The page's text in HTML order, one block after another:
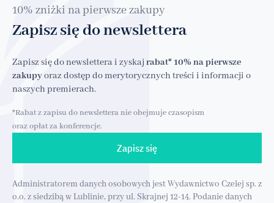
10% zniżki na pierwsze zakupy
Zapisz się do newslettera
Zapisz się do newslettera i zyskaj rabat* 10% na pierwsze
zakupyoraz dostęp do merytorycznych treści i informacji o
naszych premierach.
*Rabat z zapisu do newslettera nie obejmuje czasopism
oraz opłat za konferencje.
Zapisz się
Administratorem danych osobowych jest Wydawnictwo Czelej sp. z
o.o. z siedzibą w Lublinie, przy ul. Skrajnej 12-14. Podanie danych